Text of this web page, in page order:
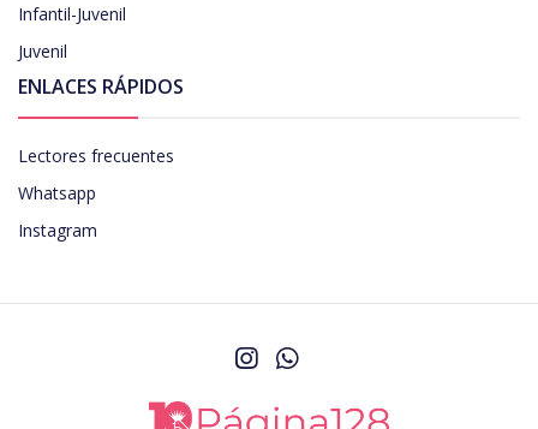
Infantil-Juvenil
Juvenil
ENLACES RÁPIDOS
Lectores frecuentes
Whatsapp
Instagram